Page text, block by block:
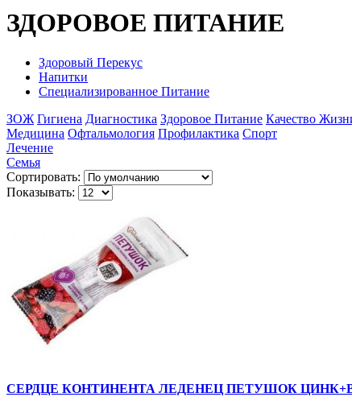
ЗДОРОВОЕ ПИТАНИЕ
Здоровый Перекус
Напитки
Специализированное Питание
ЗОЖ Гигиена Диагностика Здоровое Питание Качество
Медицина Офтальмология Профилактика Спорт
Лечение
Семья
Сортировать:
Показывать:
СЕРДЦЕ КОНТИНЕНТА ЛЕДЕНЕЦ ПЕТУШОК